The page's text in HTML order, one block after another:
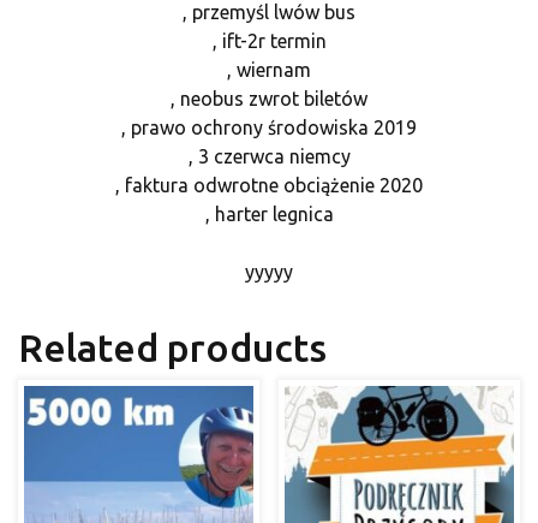
, przemyśl lwów bus
, ift-2r termin
, wiernam
, neobus zwrot biletów
, prawo ochrony środowiska 2019
, 3 czerwca niemcy
, faktura odwrotne obciążenie 2020
, harter legnica
yyyyy
Related products